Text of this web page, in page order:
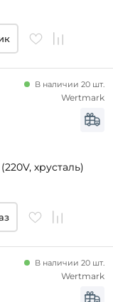
хрусталь)
В наличии 20 шт.
Wertmark
В наличии 20 шт.
Wertmark